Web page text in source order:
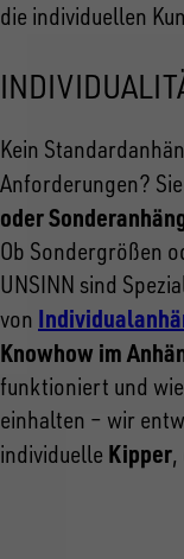
die individuellen
Kein
Anforderungen?
oder
Ob Sondergrößen
UNSINN sind
von
Knowhow im
funktioniert und
einhalten – wir
individuelle Kipper,